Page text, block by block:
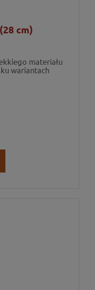
cm)
materiału
wariantach